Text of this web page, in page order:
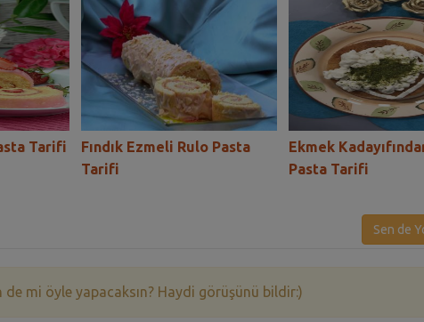
Tarifi
Fındık Ezmeli Rulo Pasta
Tarifi
Ekmek
Pasta Tarifi
Sen de
mi öyle yapacaksın? Haydi görüşünü bildir:)